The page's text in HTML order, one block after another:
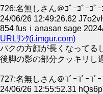
726:名無しさん＠ｺﾞｰｺﾞｰｺﾞｰ
24/06/26 12:49:26.62
854 fusｉanasan sage
URLﾘﾝｸ(i.imgur.com)
パクの方顔が長くなってる
後脚の影の部分クッキリし
727:名無しさん＠ｺﾞｰｺﾞｰｺﾞｰ
24/06/26 12:55:52.31